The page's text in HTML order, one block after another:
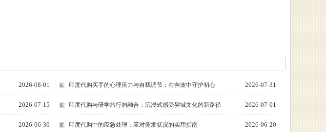
2026-08-01 2026-07-31
印度代购买手的心理压力与自我调节：在奔波中守护初心
2026-07-15 2026-07-01
印度代购与研学旅行的融合：沉浸式感受异域文化的新路径
2026-06-30 2026-06-20
印度代购中的应急处理：应对突发状况的实用指南